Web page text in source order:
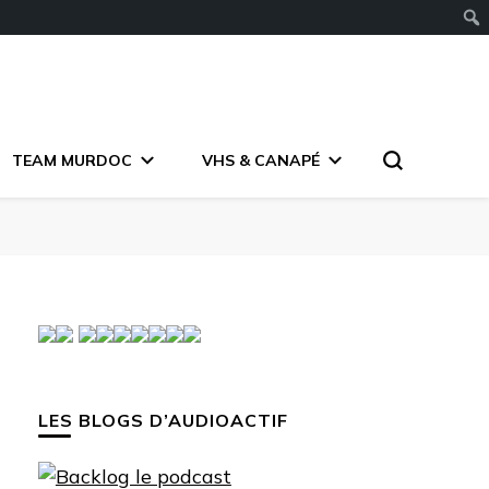
TEAM MURDOC VHS & CANAPÉ
LES BLOGS D’AUDIOACTIF